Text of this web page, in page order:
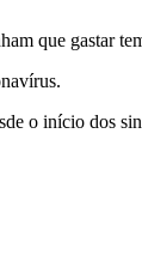
que gastar
o início dos